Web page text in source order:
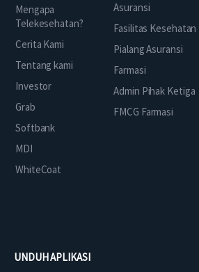
Mengapa
Telekesehatan?
Cerita Kami
Tentang kami
Investor
Grab
Softbank
MDI
WhiteCoat
Asuransi
Fasilitas Kesehatan
Pialang Asuransi
Farmasi
Admin Pihak Ketiga
FMCG Farmasi
UNDUH APLIKASI